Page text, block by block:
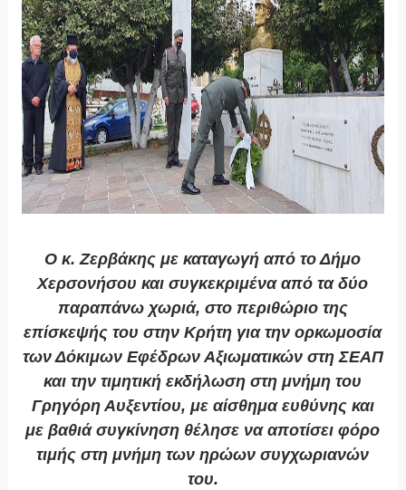
Ο κ. Ζερβάκης με καταγωγή από το Δήμο
Χερσονήσου και συγκεκριμένα από τα δύο
παραπάνω χωριά, στο περιθώριο της
επίσκεψής του στην Κρήτη για την ορκωμοσία
των Δόκιμων Εφέδρων Αξιωματικών στη ΣΕΑΠ
και την τιμητική εκδήλωση στη μνήμη του
Γρηγόρη Αυξεντίου, με αίσθημα ευθύνης και
με βαθιά συγκίνηση θέλησε να αποτίσει φόρο
τιμής στη μνήμη των ηρώων συγχωριανών
του.